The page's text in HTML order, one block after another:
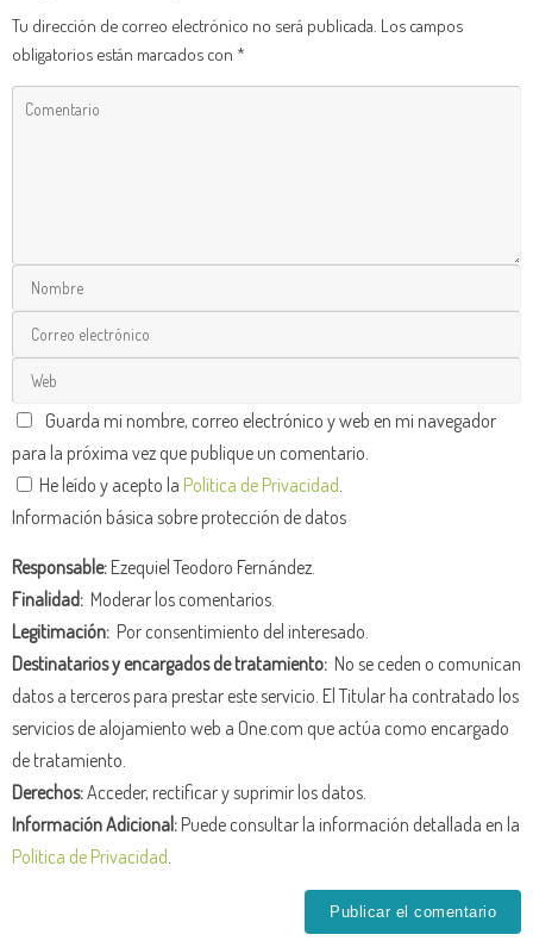
Tu dirección de correo electrónico no será publicada. Los campos
obligatorios están marcados con *
Guarda mi nombre, correo electrónico y web en mi navegador
para la próxima vez que publique un comentario.
He leído y acepto la Política de Privacidad
Información básica sobre protección de datos
Responsable:Ezequiel Teodoro Fernández.
Finalidad: Moderar los comentarios.
Legitimación: Por consentimiento del interesado.
Destinatarios y encargados de tratamiento: No se ceden o comunican
datos a terceros para prestar este servicio. El Titular ha contratado los
servicios de alojamiento web a One.com que actúa como encargado
de tratamiento.
Derechos:Acceder, rectificar y suprimir los datos.
Información Adicional:Puede consultar la información detallada en la
Política de Privacidad